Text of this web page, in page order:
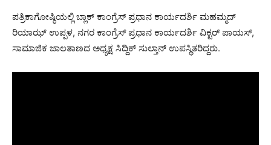
ಪತ್ರಿಕಾಗೋಷ್ಠಿಯಲ್ಲಿ ಬ್ಲಾಕ್ ಕಾಂಗ್ರೆಸ್ ಪ್ರಧಾನ ಕಾರ್ಯದರ್ಶಿ ಮಹಮ್ಮದ್
ರಿಯಾಝ್ ಉಪ್ಪಳ, ನಗರ ಕಾಂಗ್ರೆಸ್ ಪ್ರಧಾನ ಕಾರ್ಯದರ್ಶಿ ವಿಕ್ಟರ್ ಪಾಯಸ್,
ಸಾಮಾಜಿಕ ಜಾಲತಾಣದ ಅಧ್ಯಕ್ಷ ಸಿದ್ದಿಕ್ ಸುಲ್ತಾನ್ ಉಪಸ್ಥಿತರಿದ್ದರು.